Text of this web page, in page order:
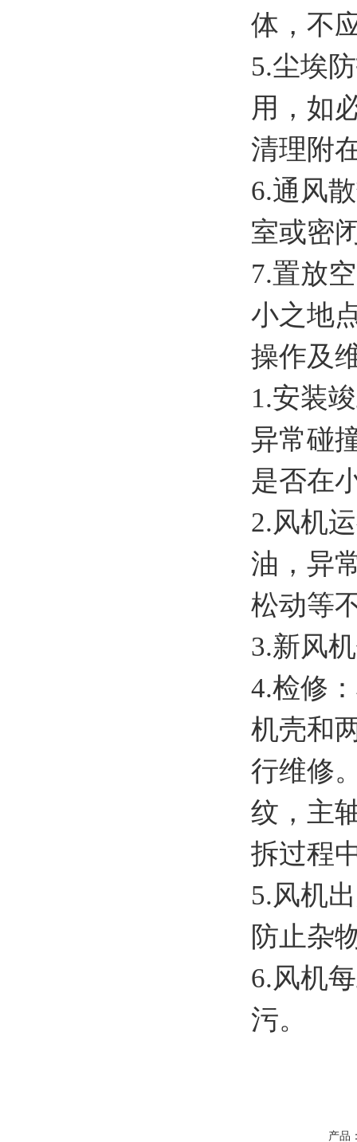
体，不
5.尘埃
用，如
清理附
6.通风
室或密
7.置放
小之地
操作及
1.安装
异常碰
是否在
2.风机
油，异
松动等
3.新风
4.检修
机壳和
行维修
纹，主
拆过程
5.风机
防止杂
6.风机
污。
产品